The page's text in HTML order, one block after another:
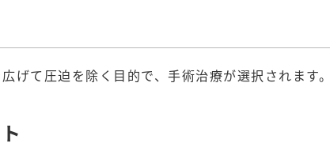
げて圧迫を除く目的で、手術治療が選択されます。